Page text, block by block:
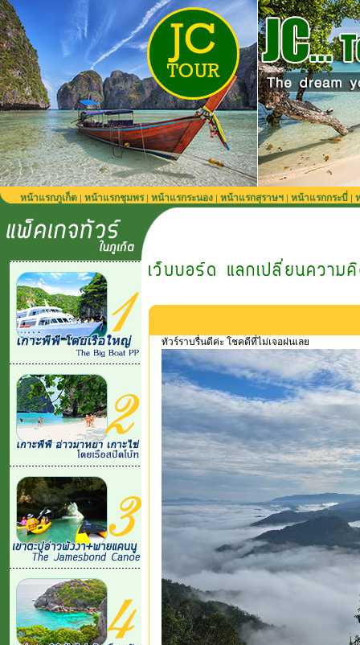
หน้าแรกภูเก็ต | หน้าแรกชุมพร| หน้าแรกระนอง | หน้าแรกสุราษฯ | หน้าแรกกระบี่ |
ทัวร์ราบรื่นดีค่ะ โชคดีที่ไม่เจอฝนเลย